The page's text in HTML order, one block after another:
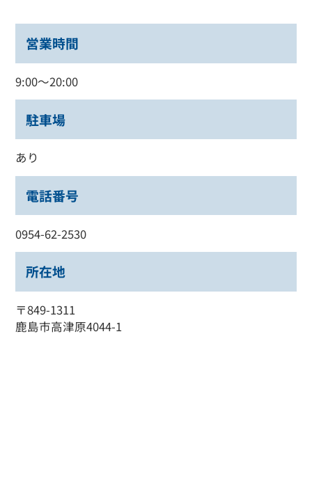
営業時間
9:00～20:00
駐車場
あり
電話番号
0954-62-2530
所在地
〒849-1311
鹿島市高津原4044-1